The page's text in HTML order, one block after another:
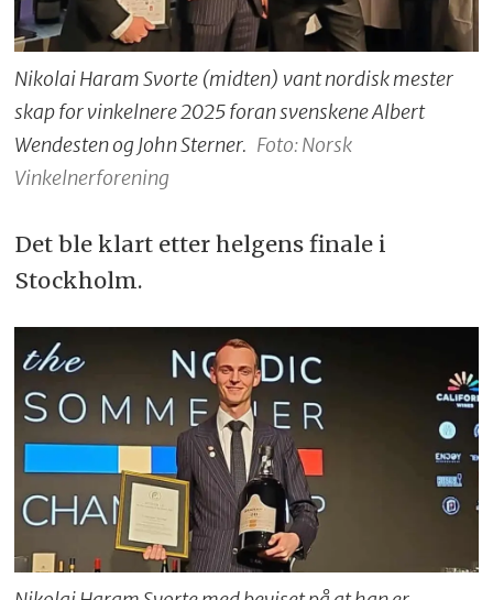
Nikolai Haram Svorte (midten) vant nordisk mester
skap for vinkelnere 2025 foran svenskene Albert
Wendesten og John Sterner. Foto: Norsk
Vinkelnerforening
Det ble klart etter helgens finale i
Stockholm.